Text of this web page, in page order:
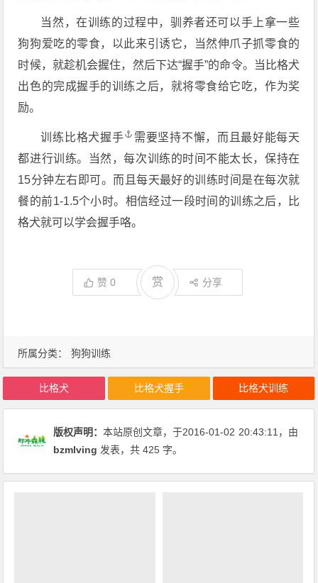
所属分类： 狗狗训练
当然，在训练的过程中，驯养者还可以手上拿一些
狗狗爱吃的零食，以此来引诱它，当然伸爪子抓零食的
时候，就趁机会握住，然后下达“握手”的命令。当比格犬
出色的完成握手的训练之后，就将零食给它吃，作为奖
励。
训练 比格犬握手
需要坚持不懈，而且最好能每天
都进行训练。当然，每次训练的时间不能太长，保持在
15分钟左右即可。而且每天最好的训练时间是在每次就
餐的前1-1.5个小时。相信经过一段时间的训练之后，比
格犬就可以学会握手咯。
赞0 赏 分享
比格犬 比格犬握手 比格犬训练
版权声明：本站原创文章，于2016-01-02 20:43:11 ，由
bzmlving 发表，共 425 字。